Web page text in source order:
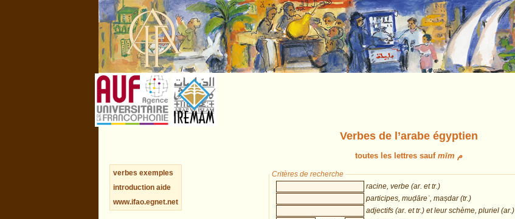
Verbes de l’arabe égyptien
toutes les lettres sauf mīm م
verbes exemples
introduction aide
www.ifao.egnet.net
Critères de recherche
racine, verbe (ar. et tr.)
participes, muḍāreʿ, maṣdar (tr.)
adjectifs (ar. et tr.) et leur schème, pluriel (ar.)